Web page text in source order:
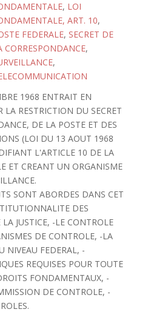
, LOI
ART. 10,
FEDERALE, SECRET DE
CORRESPONDANCE,
,
1968 ENTRAIT EN
LA RESTRICTION DU SECRET
DE LA POSTE ET DES
(LOI DU 13 AOUT 1968
L'ARTICLE 10 DE LA
ET CREANT UN ORGANISME
SONT ABORDES DANS CET
DES
JUSTICE, -LE CONTROLE
DE CONTROLE, -LA
NIVEAU FEDERAL, -
REQUISES POUR TOUTE
FONDAMENTAUX, -
DE CONTROLE, -